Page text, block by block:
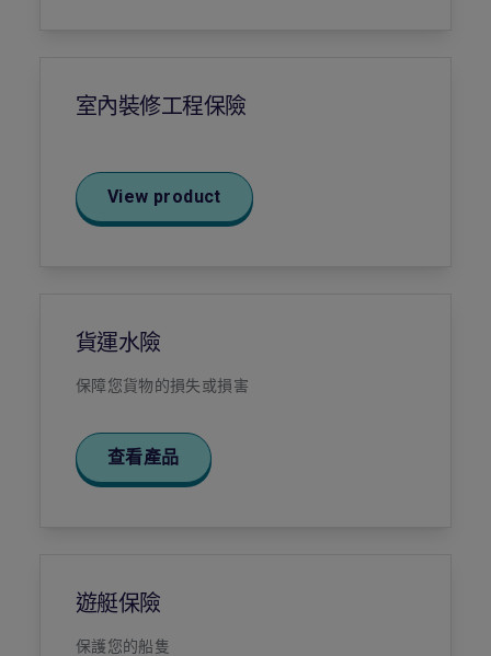
室內裝修工程保險
View product
貨運水險
保障您貨物的損失或損害
查看產品
遊艇保險
保護您的船隻